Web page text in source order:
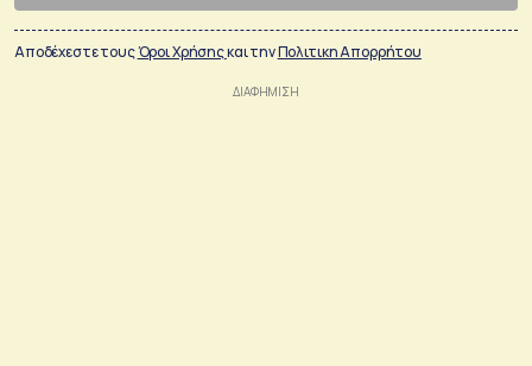
Αποδέχεστε τουςΌροι Χρήσηςκαι τηνΠολιτικη Απορρήτου